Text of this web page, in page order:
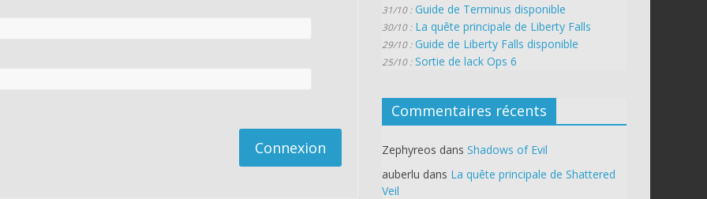
Connexion
31/10 : Guide de Terminus disponible
30/10 : La quête principale de Liberty Falls
29/10 : Guide de Liberty Falls disponible
25/10 : Sortie de lack Ops 6
Commentaires récents
Zephyreos dans Shadows of Evil
auberlu dans La quête principale de Shattered
Veil